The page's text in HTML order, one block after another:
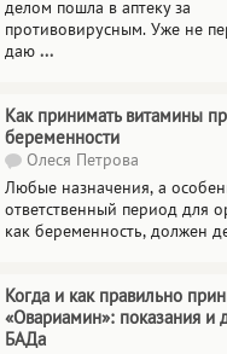
делом пошла в аптеку за
противовирусным. Уже не
даю ...
Как принимать витамины
беременности
Олеся Петрова
Любые назначения, а
ответственный период для
как беременность, должен
Когда и как правильно
«Овариамин»: показания и
БАДа